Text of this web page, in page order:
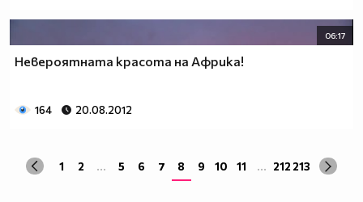
06:17
Невероятната красота на Африка!
164 20.08.2012
1 2 ... 5 6 7 8 9 10 11 ... 212 213